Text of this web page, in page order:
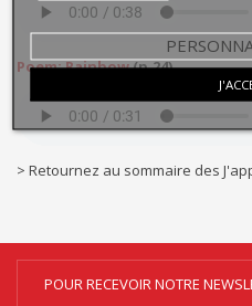
Poem: Rainbow(p.24)
> Retournez au sommaire des
POUR RECEVOIR NOTRE